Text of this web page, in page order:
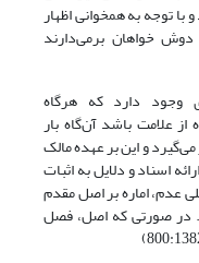
توجه به همخوانی اظهار
دوش خواهان برمی‌دارند
وجود دارد که هرگاه
علامت باشد آن‌گاه بار
می‌گیرد و این بر عهده مالک
اسناد و دلایل به اثبات
عدم، اماره بر اصل مقدم
در صورتی که اصل، فصل